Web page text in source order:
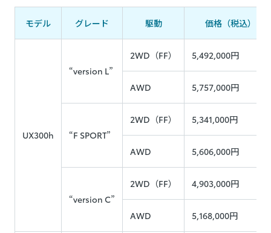
モデル グレード 駆動 価格（税込）
UX300h
“version L”
2WD（FF） 5,492,000円
AWD 5,757,000円
“F SPORT”
2WD（FF） 5,341,000円
AWD 5,606,000円
“version C”
2WD（FF） 4,903,000円
AWD 5,168,000円